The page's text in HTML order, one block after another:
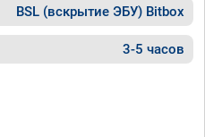
способ
BSL (вскрытие ЭБУ) Bitbox
3-5 часов